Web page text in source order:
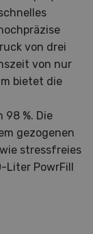
von drei
von nur
bietet die
98 %. Die
gezogenen
stressfreies
PowrFill